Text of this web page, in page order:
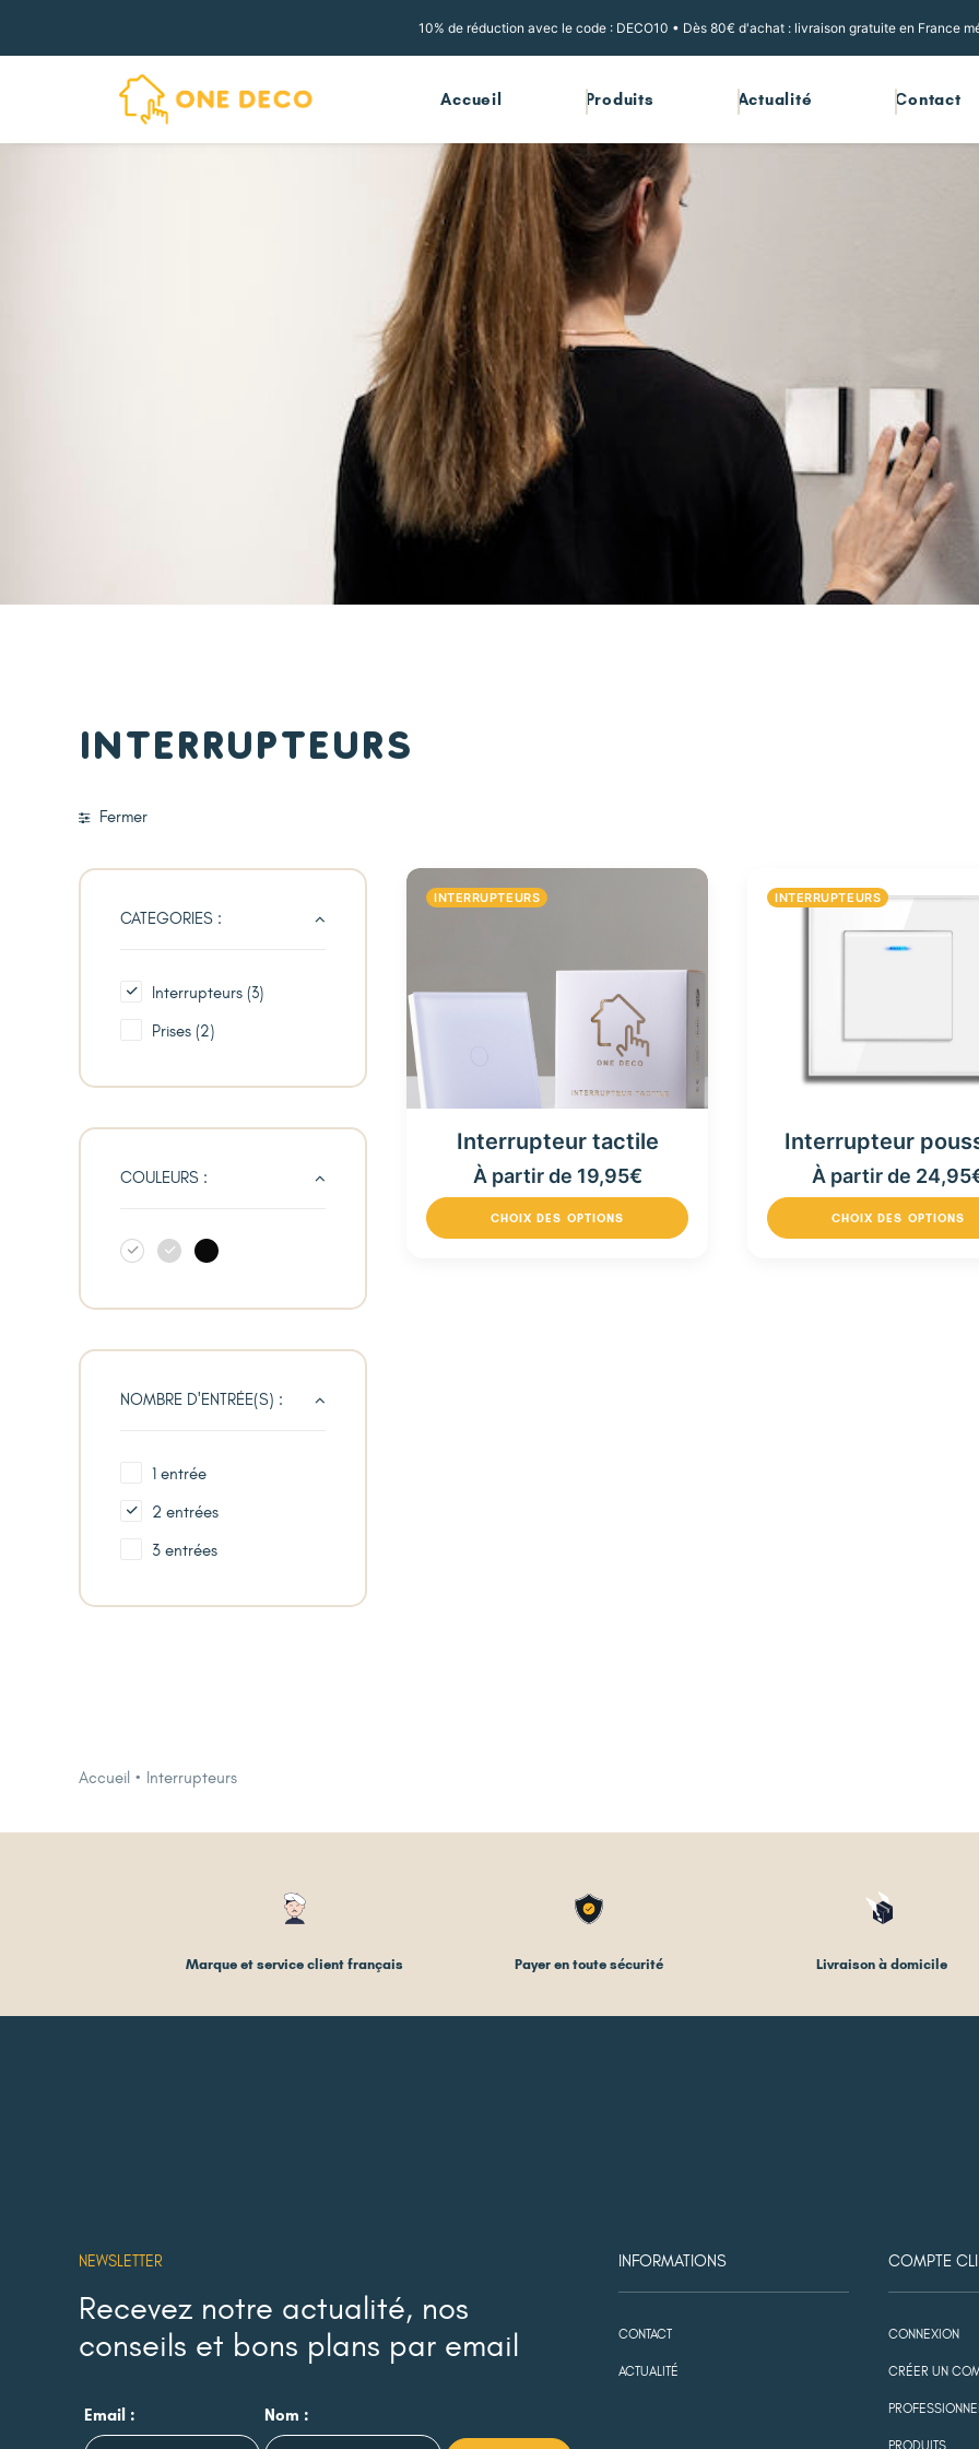
10% de réduction avec le code : DECO10 • Dès 80€ d'achat : livraison gratuite en France
Accueil Produits Actualité Contact
Interrupteurs
Fermer
CATEGORIES :
Interrupteurs (3)
Prises (2)
COULEURS :
NOMBRE D'ENTRÉE(S) :
1 entrée
2 entrées
3 entrées
INTERRUPTEURS
Interrupteur tactile
À partir de 19,95€
CHOIX DES OPTIONS
INTERRUPTEURS
Interrupteur
À partir de 24,95
CHOIX DES OPTIONS
Accueil Interrupteurs
Marque et service client français Payer en toute sécurité Livraison à domicile
NEWSLETTER
Recevez notre actualité, nos
conseils et bons plans par email
Email : Nom :
INFORMATIONS
CONTACT
ACTUALITÉ
COMPTE
CONNEXION
CRÉER UN
PRODUITS